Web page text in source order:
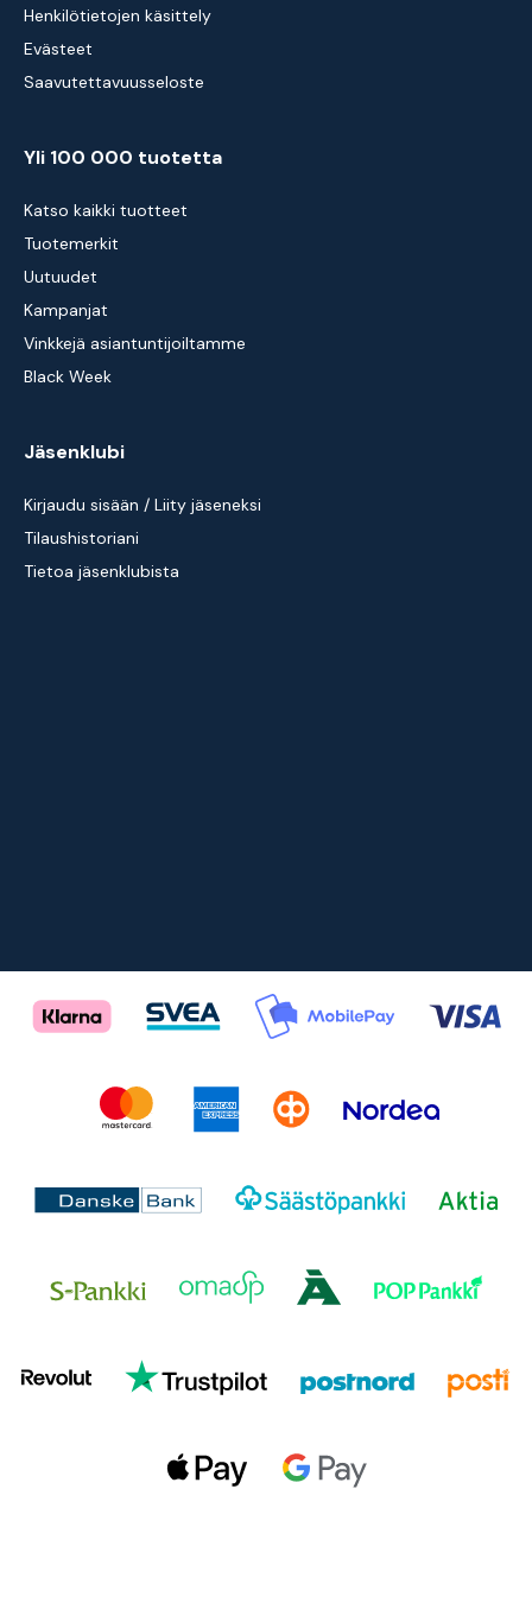
Henkilötietojen käsittely
Evästeet
Saavutettavuusseloste
Yli 100 000 tuotetta
Katso kaikki tuotteet
Tuotemerkit
Uutuudet
Kampanjat
Vinkkejä asiantuntijoiltamme
Black Week
Jäsenklubi
Kirjaudu sisään / Liity jäseneksi
Tilaushistoriani
Tietoa jäsenklubista